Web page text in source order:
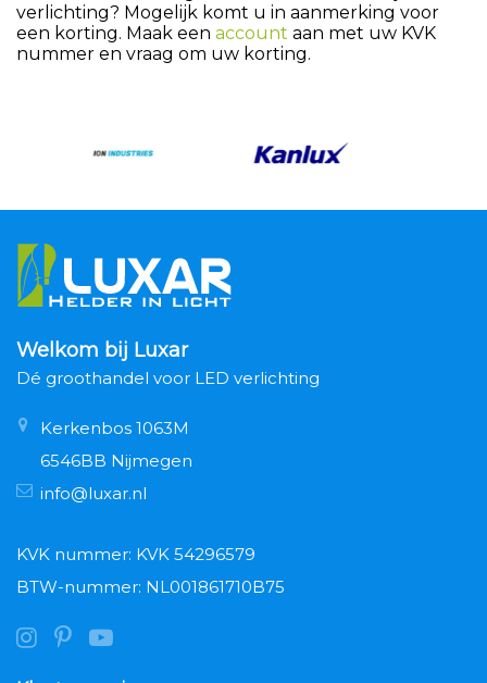
verlichting? Mogelijk komt u in aanmerking voor
een korting. Maak een account aan met uw KVK
nummer en vraag om uw korting.
Welkom bij Luxar
Dé groothandel voor LED verlichting
Kerkenbos 1063M
6546BB Nijmegen
info@luxar.nl
KVK nummer: KVK 54296579
BTW-nummer: NL001861710B75